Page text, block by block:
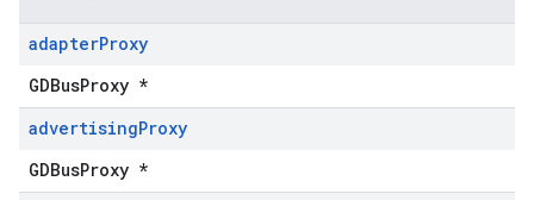
adapterProxy
GDBusProxy *
advertisingProxy
GDBusProxy *